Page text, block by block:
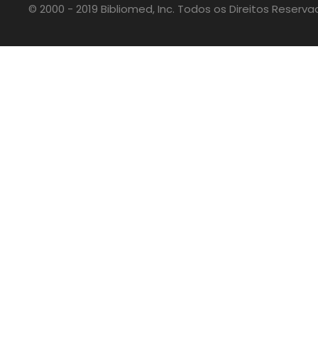
© 2000 - 2019 Bibliomed, Inc. Todos os Direitos